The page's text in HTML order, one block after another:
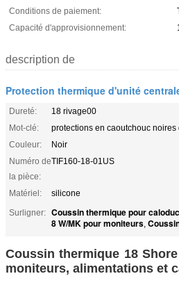
Conditions de paiement:
Capacité d'approvisionnement:
description de
Protection thermique d'unité
Dureté:
18 rivage00
Mot-clé:
protections en caoutchouc noires
Couleur:
Noir
Numéro de
la pièce:
TIF160-18-01US
Matériel:
silicone
Surligner: Coussin thermique pour
8 W/MK pour moniteurs,
Coussin thermique 18
moniteurs, alimentations et